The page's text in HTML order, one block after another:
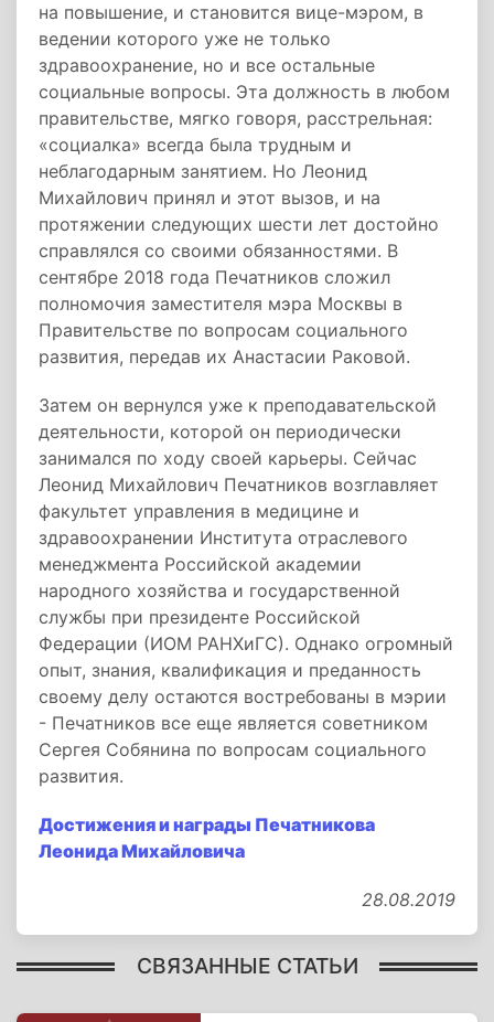
на повышение, и становится вице-мэром, в
ведении которого уже не только
здравоохранение, но и все остальные
социальные вопросы. Эта должность в любом
правительстве, мягко говоря, расстрельная:
«социалка» всегда была трудным и
неблагодарным занятием. Но Леонид
Михайлович принял и этот вызов, и на
протяжении следующих шести лет достойно
справлялся со своими обязанностями. В
сентябре 2018 года Печатников сложил
полномочия заместителя мэра Москвы в
Правительстве по вопросам социального
развития, передав их Анастасии Раковой.
Затем он вернулся уже к преподавательской
деятельности, которой он периодически
занимался по ходу своей карьеры. Сейчас
Леонид Михайлович Печатников возглавляет
факультет управления в медицине и
здравоохранении Института отраслевого
менеджмента Российской академии
народного хозяйства и государственной
службы при президенте Российской
Федерации (ИОМ РАНХиГС). Однако огромный
опыт, знания, квалификация и преданность
своему делу остаются востребованы в мэрии
- Печатников все еще является советником
Сергея Собянина по вопросам социального
развития.
Достижения и награды Печатникова
Леонида Михайловича
28.08.2019
СВЯЗАННЫЕ СТАТЬИ